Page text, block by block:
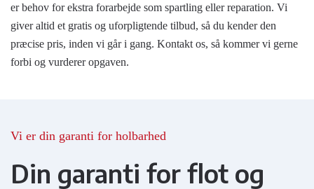
er behov for ekstra forarbejde som spartling eller reparation. Vi
giver altid et gratis og uforpligtende tilbud, så du kender den
præcise pris, inden vi går i gang. Kontakt os, så kommer vi gerne
forbi og vurderer opgaven.
Vi er din garanti for holba
Din garanti for flot og